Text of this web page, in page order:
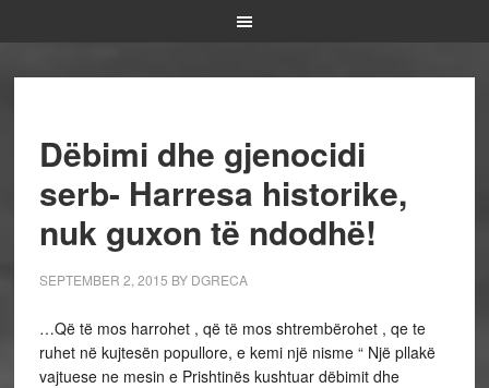
Dëbimi dhe gjenocidi
serb- Harresa historike,
nuk guxon të ndodhë!
SEPTEMBER 2, 2015 BY DGRECA
…Që të mos harrohet , që të mos shtrembërohet , qe te
ruhet në kujtesën popullore, e kemi një nisme “ Një pllakë
vajtuese ne mesin e Prishtinës kushtuar dëbimit dhe